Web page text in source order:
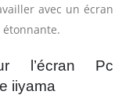
avec un écran
l’écran Pc
iiyama